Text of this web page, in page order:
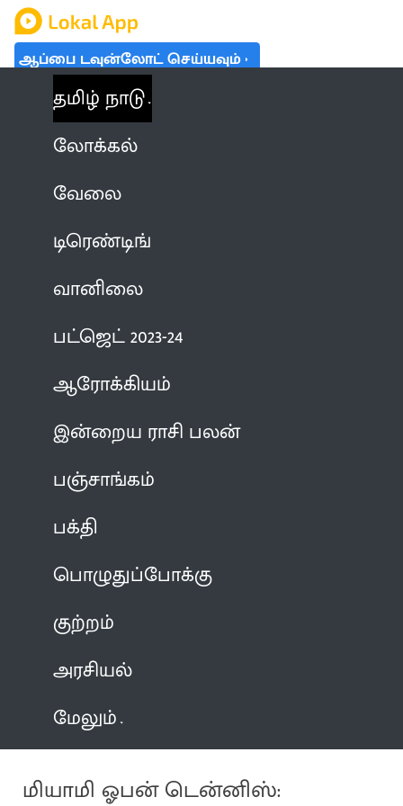
ஆப்பை டவுன்லோட் செய்யவும்
தமிழ் நாடு
லோக்கல்
வேலை
டிரெண்டிங்
வானிலை
பட்ஜெட் 2023-24
ஆரோக்கியம்
இன்றைய ராசி பலன்
பஞ்சாங்கம்
பக்தி
பொழுதுப்போக்கு
குற்றம்
அரசியல்
மேலும்
மியாமி ஓபன் டென்னிஸ்: